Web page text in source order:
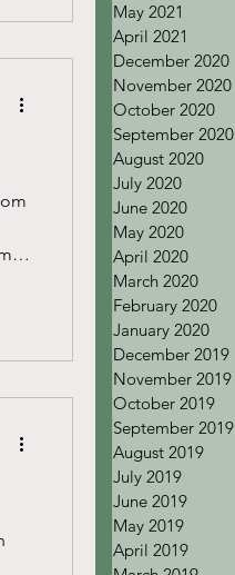
May 2021
April 2021
December 2020
November 2020
October 2020
September 2020
August 2020
July 2020
June 2020
May 2020
April 2020
March 2020
February 2020
January 2020
December 2019
November 2019
October 2019
September 2019
August 2019
July 2019
June 2019
May 2019
April 2019